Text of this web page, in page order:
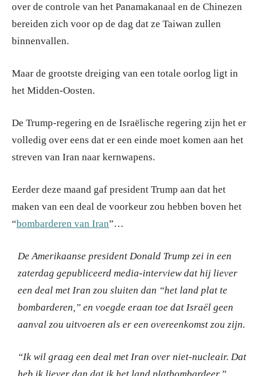
over de controle van het Panamakanaal en de Chinezen
bereiden zich voor op de dag dat ze Taiwan zullen
binnenvallen.
Maar de grootste dreiging van een totale oorlog ligt in
het Midden-Oosten.
De Trump-regering en de Israëlische regering zijn het er
volledig over eens dat er een einde moet komen aan het
streven van Iran naar kernwapens.
Eerder deze maand gaf president Trump aan dat het
maken van een deal de voorkeur zou hebben boven het
“bombarderen van Iran”…
De Amerikaanse president Donald Trump zei in een
zaterdag gepubliceerd media-interview dat hij liever
een deal met Iran zou sluiten dan “het land plat te
bombarderen,” en voegde eraan toe dat Israël geen
aanval zou uitvoeren als er een overeenkomst zou zijn.
“Ik wil graag een deal met Iran over niet-nucleair. Dat
heb ik liever dan dat ik het land platbombardeer,”